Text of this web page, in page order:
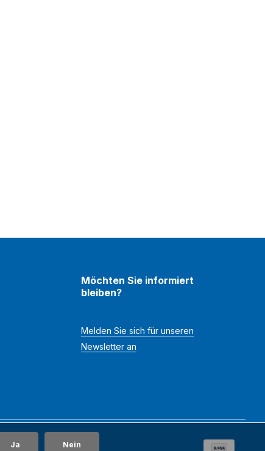
Möchten Sie informiert
bleiben?
Melden Sie sich für unseren
Newsletter an
Ja Nein